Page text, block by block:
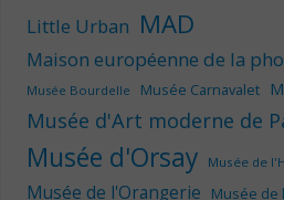
Little Urban MAD
Maison européenne de la
Musée Bourdelle
Musée Carnavalet
Musée d'Art moderne de
Musée d'Orsay Musée de
Musée de l'Orangerie Musée de